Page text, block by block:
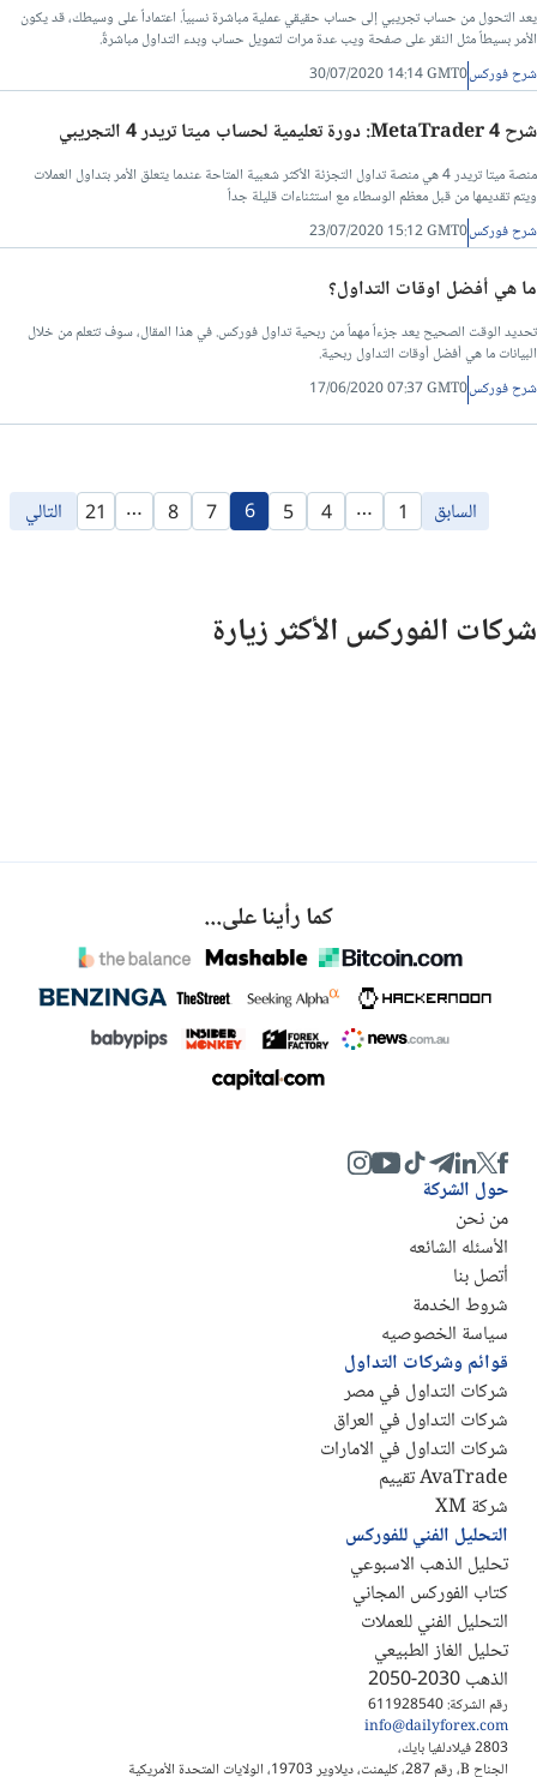
يعد التحول من حساب تجريبي إلى حساب حقيقي عملية مباشرة نسبياً. اعتماداً على وسيطك، قد يكون
الأمر بسيطاً مثل النقر على صفحة ويب عدة مرات لتمويل حساب وبدء التداول مباشرةً.
شرح فوركس30/07/2020 14:14 GMT0
شرح MetaTrader 4: دورة تعليمية لحساب ميتا تريدر 4 التجريبي
منصة ميتا تريدر 4 هي منصة تداول التجزئة الأكثر شعبية المتاحة عندما يتعلق الأمر بتداول العملات
ويتم تقديمها من قبل معظم الوسطاء مع استثناءات قليلة جداً
شرح فوركس23/07/2020 15:12 GMT0
ما هي أفضل اوقات التداول؟
تحديد الوقت الصحيح يعد جزءاً مهماً من ربحية تداول فوركس. في هذا المقال، سوف تتعلم من خلال
البيانات ما هي أفضل أوقات التداول ربحية.
شرح فوركس17/06/2020 07:37 GMT0
السابق 1
…
4
5
6
7
8
…
21 التالي
شركات الفوركس الأكثر زيارة
كما رأينا على...
رقم الشركة: 611928540
info@dailyforex.com
2803 فيلادلفيا بايك،
الجناح B، رقم 287، كليمنت، ديلاوير 19703، الولايات المتحدة الأمريكية
حول الشركة
من نحن
الأسئله الشائعه
أتصل بنا
شروط الخدمة
سياسة الخصوصيه
قوائم وشركات التداول
شركات التداول في مصر
شركات التداول في العراق
شركات التداول في الامارات
AvaTrade تقييم
شركة XM
التحليل الفني للفوركس
تحليل الذهب الاسبوعي
كتاب الفوركس المجاني
التحليل الفني للعملات
تحليل الغاز الطبيعي
الذهب 2030-2050